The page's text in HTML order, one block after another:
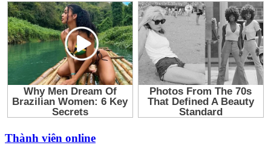
Thành viên online